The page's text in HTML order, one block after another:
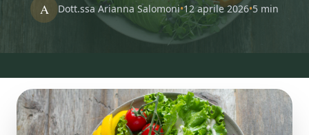
A Dott.ssa Arianna Salomoni•12 aprile 2026•5 min